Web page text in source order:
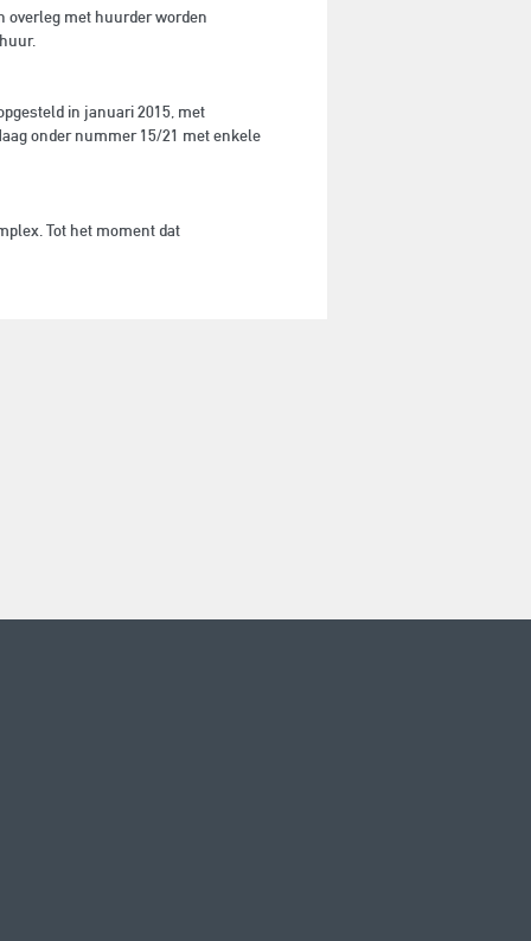
overleg met huurder worden
in januari 2015, met
onder nummer 15/21 met enkele
Tot het moment dat